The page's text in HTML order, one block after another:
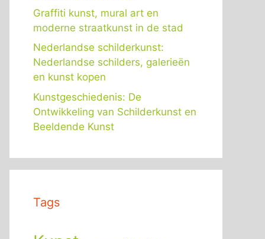
Graffiti kunst, mural art en
moderne straatkunst in de stad
Nederlandse schilderkunst:
Nederlandse schilders, galerieën
en kunst kopen
Kunstgeschiedenis: De
Ontwikkeling van Schilderkunst en
Beeldende Kunst
Tags